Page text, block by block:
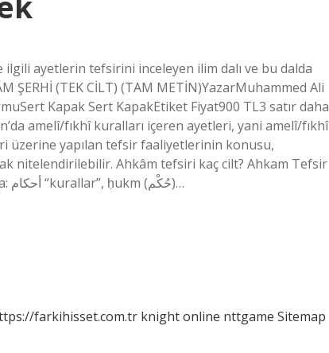
ayetlerin tefsirini inceleyen ilim dalı ve bu dalda
ŞERHİ (TEK CİLT) (TAM METİN)YazarMuhammed Ali
Kapak Sert KapakEtiket Fiyat900 TL3 satır daha
amelî/fıkhî kuralları içeren ayetleri, yani amelî/fıkhî
üzerine yapılan tefsir faaliyetlerinin konusu,
nitelendirilebilir. Ahkâm tefsiri kaç cilt? Ahkam Tefsir
(2 ciltlik set) Ahkâm ne demek din? Ahkam (aḥkām, Arapça: أحكام “kurallar”, ḥukm (حُكْم)…
farkihisset.com.tr knight online nttgame Sitemap